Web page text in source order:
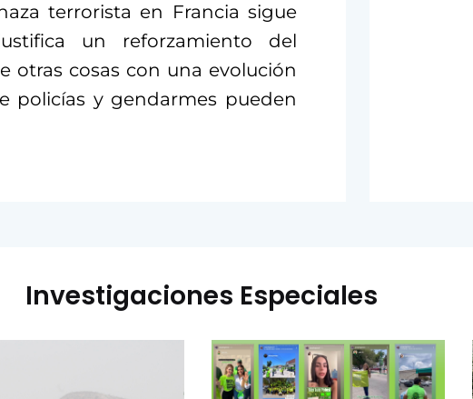
terrorista en Francia sigue
un reforzamiento del
otras cosas con una evolución
policías y gendarmes pueden
Investigaciones Especiales